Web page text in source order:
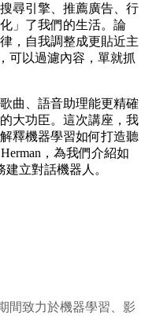
尋引擎、推薦廣告、行
」了我們的生活。論
，自我調整成更貼近主
可以過濾內容，單就抓
曲、語音助理能更精確
大功臣。這次講座，我
釋機器學習如何打造聽
，為我們介紹如
建立對話機器人。
間致力於機器學習、影